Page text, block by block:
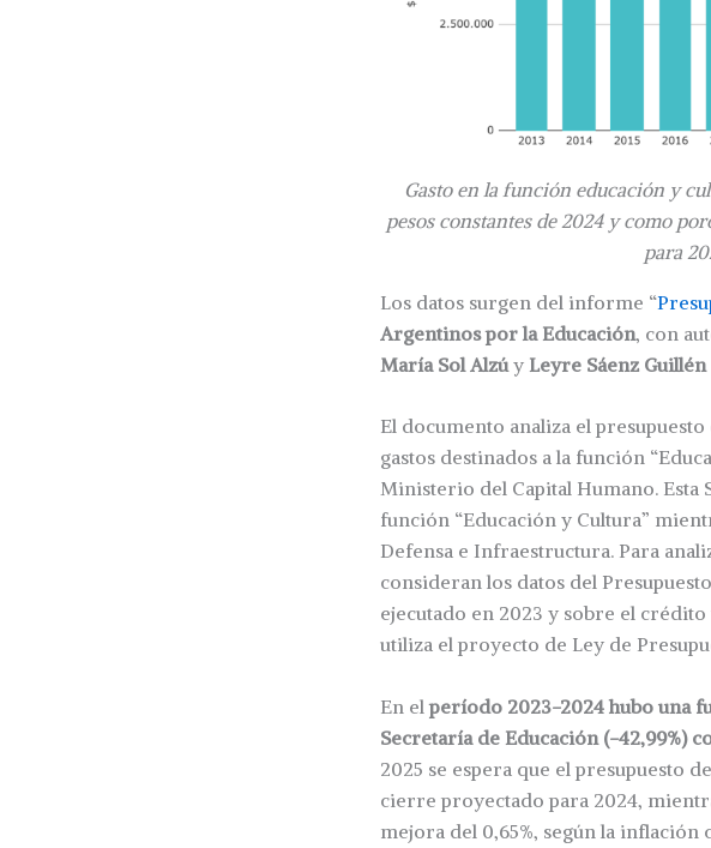
Gasto en la función educación y
pesos constantes de 2024 y como
para
Los datos surgen del informe “
Argentinos por la Educación, con
María Sol Alzú y Leyre Sáenz Guillén
El documento analiza el
gastos destinados a la función
Ministerio del Capital Humano. Esta
función “Educación y Cultura”
Defensa e Infraestructura. Para
consideran los datos del
ejecutado en 2023 y sobre el crédito
utiliza el proyecto de Ley de
En elperíodo 2023-2024 hubo una
Secretaría de Educación (-42,99%)
2025 se espera que el presupuesto
cierre proyectado para 2024,
mejora del 0,65%, según la